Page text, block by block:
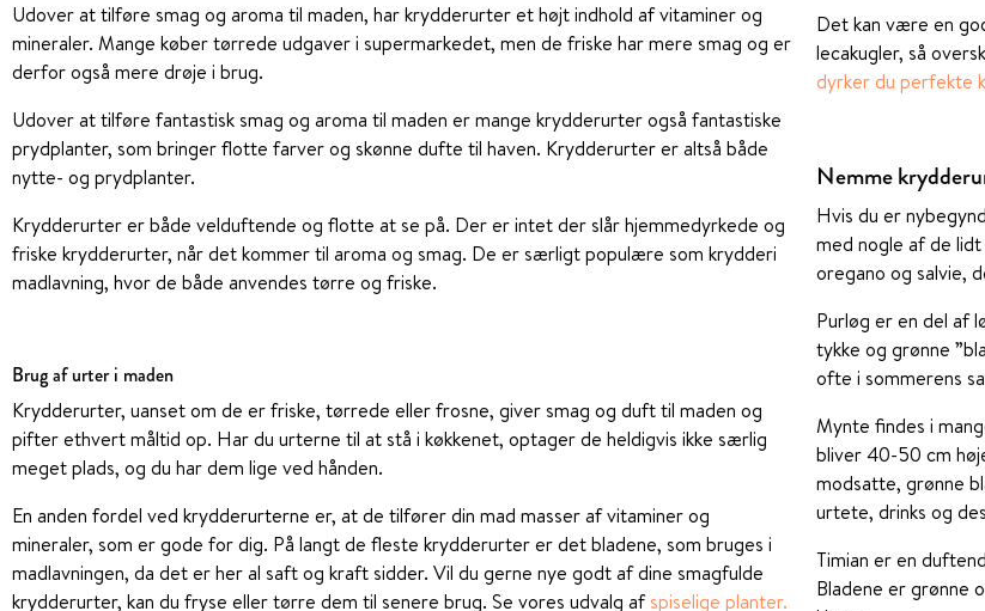
Udover at tilføre smag og aroma til maden, har krydderurter et højt indhold af vitaminer og
mineraler. Mange køber tørrede udgaver i supermarkedet, men de friske har mere smag og er
derfor også mere drøje i brug.
Udover at tilføre fantastisk smag og aroma til maden er mange krydderurter også fantastiske
prydplanter, som bringer flotte farver og skønne dufte til haven. Krydderurter er altså både
nytte- og prydplanter.
Krydderurter er både velduftende og flotte at se på. Der er intet der slår hjemmedyrkede og
friske krydderurter, når det kommer til aroma og smag. De er særligt populære som krydderi
madlavning, hvor de både anvendes tørre og friske.
Brug af urter i maden
Krydderurter, uanset om de er friske, tørrede eller frosne, giver smag og duft til maden og
pifter ethvert måltid op. Har du urterne til at stå i køkkenet, optager de heldigvis ikke særlig
meget plads, og du har dem lige ved hånden.
En anden fordel ved krydderurterne er, at de tilfører din mad masser af vitaminer og
mineraler, som er gode for dig. På langt de fleste krydderurter er det bladene, som bruges i
madlavningen, da det er her al saft og kraft sidder. Vil du gerne nye godt af dine smagfulde
krydderurter, kan du fryse eller tørre dem til senere brug. Se vores udvalg afspiselige planter.
Det kan være en
lecakugler, så
dyrker du perfekte
Nemme
Hvis du er
med nogle af de
oregano og salvie,
Purløg er en del af
tykke og grønne
ofte i sommerens
Mynte findes i
bliver 40-50 cm
modsatte, grønne
urtete, drinks og
Timian er en
Bladene er grønne